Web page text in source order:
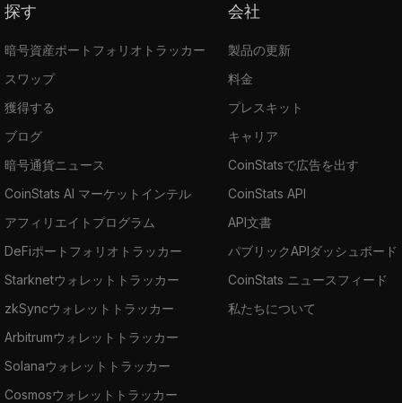
探す
暗号資産ポートフォリオトラッカー
スワップ
獲得する
ブログ
暗号通貨ニュース
CoinStats AI マーケットインテル
アフィリエイトプログラム
DeFiポートフォリオトラッカー
Starknetウォレットトラッカー
zkSyncウォレットトラッカー
Arbitrumウォレットトラッカー
Solanaウォレットトラッカー
Cosmosウォレットトラッカー
会社
製品の更新
料金
プレスキット
キャリア
CoinStatsで広告を出す
CoinStats API
API文書
パブリックAPIダッシュボード
CoinStats ニュースフィード
私たちについて